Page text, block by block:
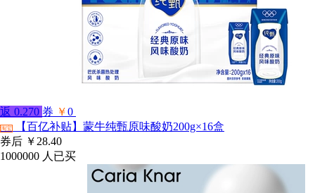
返 0.270 券 ￥0
淘宝
【百亿补贴】蒙牛纯甄原味酸奶200g×16盒
券后 ￥28.40
1000000 人已买